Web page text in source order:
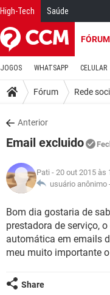
High-Tech Saúde
FÓRUM
JOGOS WHATSAPP CELULAR
Fórum Rede
Anterior
Email excluido
Pati - 20 out 2015 às
usuário anônimo
Bom dia gostaria de
prestadora de serviço,
automática em emails
meu muito importante
Share